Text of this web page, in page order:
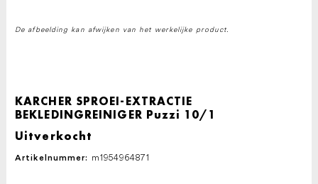
De afbeelding kan afwijken van het werkelijke product.
KARCHER SPROEI-EXTRACTIE
BEKLEDINGREINIGER Puzzi 10/1
Uitverkocht
Artikelnummer: m1954964871